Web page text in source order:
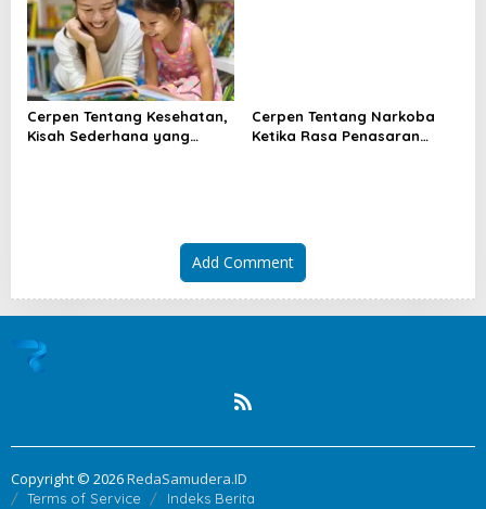
Cerpen Tentang Kesehatan,
Kisah Sederhana yang
Cerpen Tentang Narkoba
Ketika Rasa Penasaran
Add Comment
Copyright © 2026RedaSamudera.ID
Terms of Service Indeks Berita